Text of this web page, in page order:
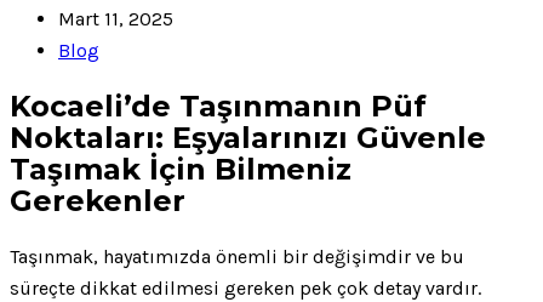
Mart 11, 2025
Blog
Kocaeli’de Taşınmanın Püf
Noktaları: Eşyalarınızı Güvenle
Taşımak İçin Bilmeniz
Gerekenler
Taşınmak, hayatımızda önemli bir değişimdir ve bu
süreçte dikkat edilmesi gereken pek çok detay vardır.